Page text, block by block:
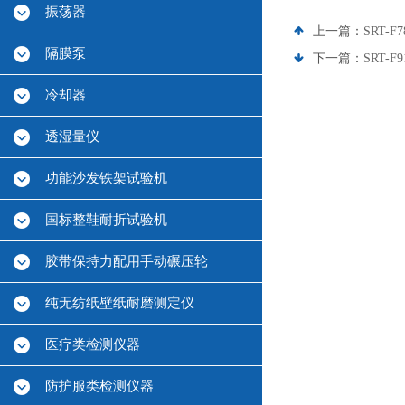
振荡器
隔膜泵
冷却器
透湿量仪
功能沙发铁架试验机
国标整鞋耐折试验机
胶带保持力配用手动碾压轮
纯无纺纸壁纸耐磨测定仪
医疗类检测仪器
防护服类检测仪器
上一篇： SRT-
下一篇： SRT-